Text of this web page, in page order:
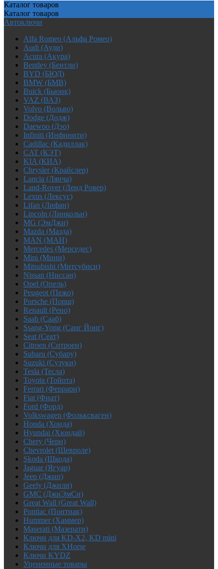
Каталог товаров
Каталог товаров
Автоключи
Alfa Romeo (Альфа Ромео)
Audi (Ауди)
Acura (Акура)
Bentley (Бентли)
BYD (БЮД)
BMW (БМВ)
Buick (Бьюик)
VAZ (ВАЗ)
Volvo (Вольво)
Dodge (Додж)
Daewoo (Дэо)
Infiniti (Инфинити)
Cadillac (Кадиллак)
CAT (КЭТ)
KIA (КИА)
Chrysler (Крайслер)
Lancia (Лянча)
Land-Rover (Ленд Ровер)
Lexus (Лексус)
Lifan (Лифан)
Lincoln (Линкольн)
MG (ЭмДжи)
Mazda (Мазда)
MAN (МАН)
Mercedes (Мерседес)
Mini (Мини)
Mitsubishi (Митсубиси)
Nissan (Ниссан)
Opel (Опель)
Peugeot (Пежо)
Porsche (Порш)
Renault (Рено)
Saab (Сааб)
Ssang-Yong (Санг Йонг)
Seat (Сеат)
Citroen (Ситроен)
Subaru (Субару)
Suzuki (Сузуки)
Tesla (Тесла)
Toyota (Тойота)
Ferrari (Феррари)
Fiat (Фиат)
Ford (Форд)
Volkswagen (Фольксваген)
Honda (Хонда)
Hyundai (Хюндай)
Chery (Чери)
Chevrolet (Шевроле)
Skoda (Шкода)
Jaguar (Ягуар)
Jeep (Джип)
Geely (Джили)
GMC (ДжиЭмСи)
Great Wall (Great Wall)
Pontiac (Понтиак)
Hummer (Хаммер)
Maserati (Мазерати)
Ключи для KD-X2, KD mini
Ключи для XHorse
Ключи KYDZ
Уцененные товары